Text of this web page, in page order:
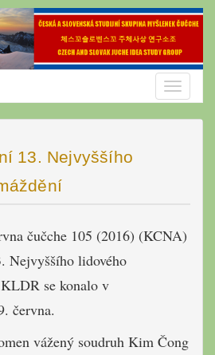
Toggle
13. Nejvyššího
čučche 105 (2016) (KCNA)
Nejvyššího lidového
se konalo v
června.
vážený soudruh Kim Čong